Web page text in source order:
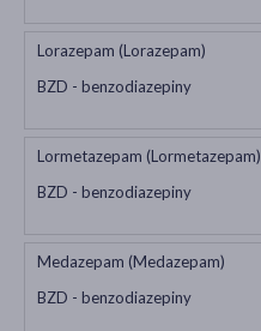
Lorazepam (Lorazepam)
BZD - benzodiazepiny
Lormetazepam (Lormetazepam)
BZD - benzodiazepiny
Medazepam (Medazepam)
BZD - benzodiazepiny